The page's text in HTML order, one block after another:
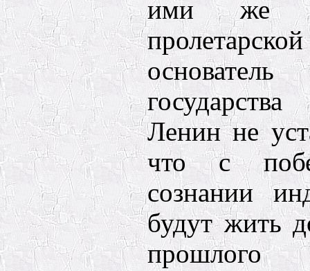
ими же
Ленин не
что с
сознании
будут жить